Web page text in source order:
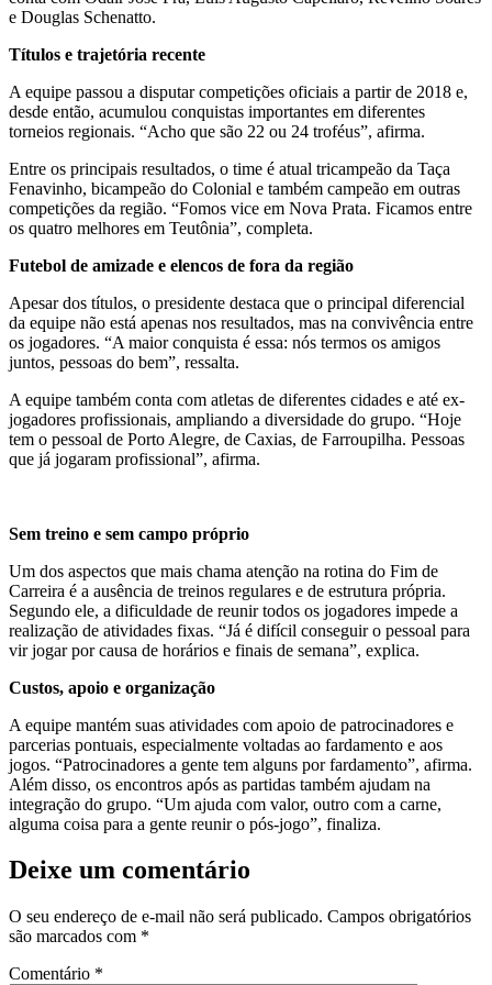
e Douglas Schenatto.
Títulos e trajetória recente
A equipe passou a disputar competições oficiais a partir de 2018 e,
desde então, acumulou conquistas importantes em diferentes
torneios regionais. “Acho que são 22 ou 24 troféus”, afirma.
Entre os principais resultados, o time é atual tricampeão da Taça
Fenavinho, bicampeão do Colonial e também campeão em outras
competições da região. “Fomos vice em Nova Prata. Ficamos entre
os quatro melhores em Teutônia”, completa.
Futebol de amizade e elencos de fora da região
Apesar dos títulos, o presidente destaca que o principal diferencial
da equipe não está apenas nos resultados, mas na convivência entre
os jogadores. “A maior conquista é essa: nós termos os amigos
juntos, pessoas do bem”, ressalta.
A equipe também conta com atletas de diferentes cidades e até ex-
jogadores profissionais, ampliando a diversidade do grupo. “Hoje
tem o pessoal de Porto Alegre, de Caxias, de Farroupilha. Pessoas
que já jogaram profissional”, afirma.
Sem treino e sem campo próprio
Um dos aspectos que mais chama atenção na rotina do Fim de
Carreira é a ausência de treinos regulares e de estrutura própria.
Segundo ele, a dificuldade de reunir todos os jogadores impede a
realização de atividades fixas. “Já é difícil conseguir o pessoal para
vir jogar por causa de horários e finais de semana”, explica.
Custos, apoio e organização
A equipe mantém suas atividades com apoio de patrocinadores e
parcerias pontuais, especialmente voltadas ao fardamento e aos
jogos. “Patrocinadores a gente tem alguns por fardamento”, afirma.
Além disso, os encontros após as partidas também ajudam na
integração do grupo. “Um ajuda com valor, outro com a carne,
alguma coisa para a gente reunir o pós-jogo”, finaliza.
Deixe um comentário
O seu endereço de e-mail não será publicado. Campos obrigatórios
são marcados com *
Comentário *